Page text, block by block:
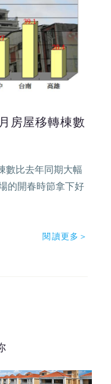
房屋移轉棟數
數比去年同期大幅
的開春時節拿下好
閱讀更多＞